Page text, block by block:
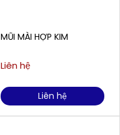
MŨI MÀI HỢP KIM
Liên hệ
Liên hệ